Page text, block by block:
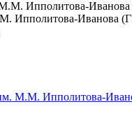
Ипполитова-Иванова
им. М.М. Ипполитова-